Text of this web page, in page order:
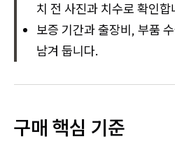
치 전 사진과 치수로 확인합
보증 기간과 출장비, 부품
남겨 둡니다.
구매 핵심 기준